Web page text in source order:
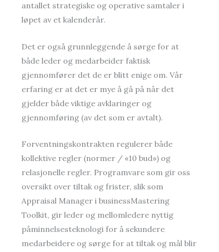
antallet strategiske og operative samtaler i
løpet av et kalenderår.
Det er også grunnleggende å sørge for at
både leder og medarbeider faktisk
gjennomfører det de er blitt enige om. Vår
erfaring er at det er mye å gå på når det
gjelder både viktige avklaringer og
gjennomføring (av det som er avtalt).
Forventningskontrakten regulerer både
kollektive regler (normer / «10 bud») og
relasjonelle regler. Programvare som gir oss
oversikt over tiltak og frister, slik som
Appraisal Manager i businessMastering
Toolkit, gir leder og mellomledere nyttig
påminnelsesteknologi for å sekundere
medarbeidere og sørge for at tiltak og mål blir